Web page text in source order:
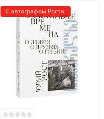
С автографом Роста!